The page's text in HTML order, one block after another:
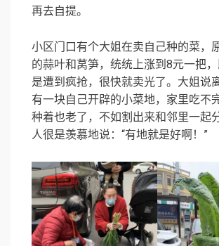
再去自提。
小区门口有个大姐在卖自己种的菜，
的蒜叶和莴笋，统统上涨到8元一把
是遭到疯抢，很快就卖光了。大姐说
有一块自己开辟的小菜地，家里吃不
种着也老了，不如割出来和邻里一起
人很是羡慕地说：“有地就是好啊！”